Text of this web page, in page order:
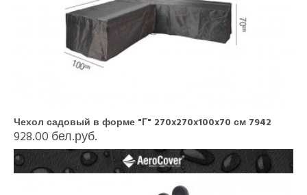
Чехол садовый в форме "Г" 270x270x100x70 см 7942
928.00 бел.руб.